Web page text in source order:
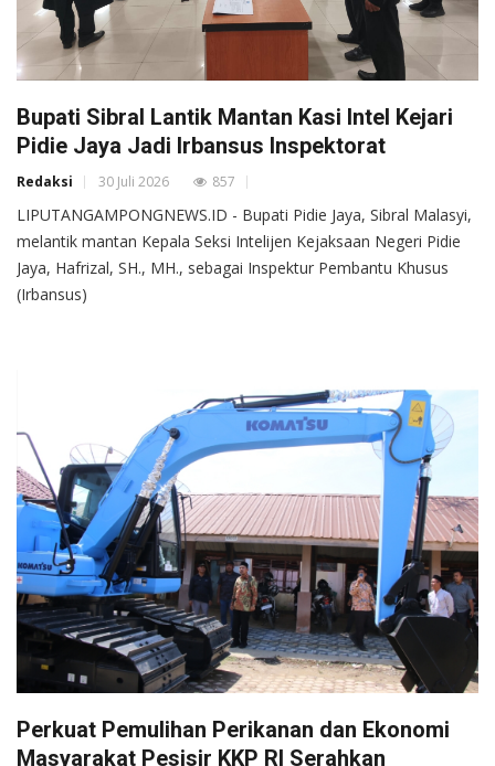
Bupati Sibral Lantik Mantan Kasi Intel Kejari
Pidie Jaya Jadi Irbansus Inspektorat
Redaksi 30 Juli 2026 857
LIPUTANGAMPONGNEWS.ID - Bupati Pidie Jaya, Sibral Malasyi,
melantik mantan Kepala Seksi Intelijen Kejaksaan Negeri Pidie
Jaya, Hafrizal, SH., MH., sebagai Inspektur Pembantu Khusus
(Irbansus)
Perkuat Pemulihan Perikanan dan Ekonomi
Masyarakat Pesisir KKP RI Serahkan